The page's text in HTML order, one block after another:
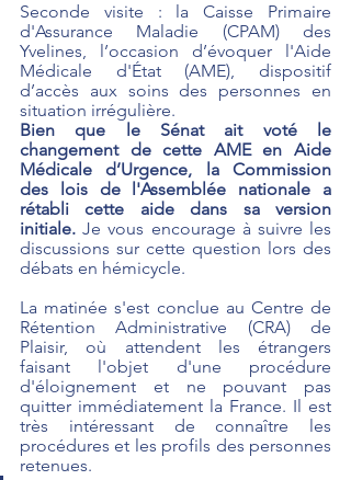
Seconde visite : la Caisse Primaire
d'Assurance Maladie (CPAM) des
Yvelines, l’occasion d’évoquer l'Aide
Médicale d'État (AME), dispositif
d’accès aux soins des personnes en
situation irrégulière.
Bien que le Sénat ait voté le
changement de cette AME en Aide
Médicale d’Urgence, la Commission
des lois de l'Assemblée nationale a
rétabli cette aide dans sa version
initiale. Je vous encourage à suivre les
discussions sur cette question lors des
débats en hémicycle.
La matinée s'est conclue au Centre de
Rétention Administrative (CRA) de
Plaisir, où attendent les étrangers
faisant l'objet d'une procédure
d'éloignement et ne pouvant pas
quitter immédiatement la France. Il est
très intéressant de connaître les
procédures et les profils des personnes
retenues.